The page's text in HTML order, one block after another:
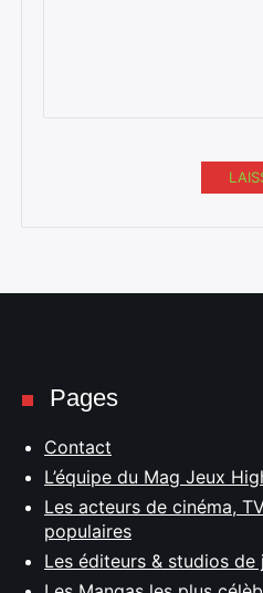
Pages
Contact
L’équipe du Mag Jeux
Les acteurs de cinéma,
populaires
Les éditeurs & studios